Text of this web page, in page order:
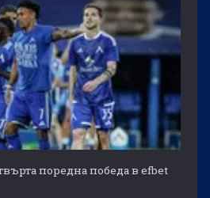
поредна победа в efbet